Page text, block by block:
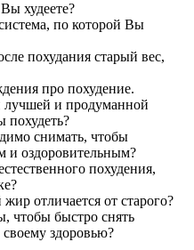
худеете?
по которой Вы
похудания старый вес,
про похудение.
лучшей и продуманной
похудеть?
снимать, чтобы
и оздоровительным?
похудения,
отличается от старого?
чтобы быстро снять
здоровью?